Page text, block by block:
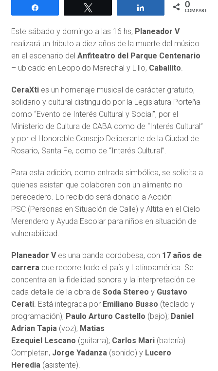
Compartir 0
COMPARTIR
Este sábado y domingo a las 16 hs, Planeador V
realizará un tributo a diez años de la muerte del músico
en el escenario del Anfiteatro del Parque Centenario
– ubicado en Leopoldo Marechal y Lillo, Caballito.
CeraXti es un homenaje musical de carácter gratuito,
solidario y cultural distinguido por la Legislatura Porteña
como “Evento de Interés Cultural y Social”, por el
Ministerio de Cultura de CABA como de “Interés Cultural”
y por el Honorable Consejo Deliberante de la Ciudad de
Rosario, Santa Fe, como de “Interés Cultural”.
Para esta edición, como entrada simbólica, se solicita a
quienes asistan que colaboren con un alimento no
perecedero. Lo recibido será donado a Acción
PSC (Personas en Situación de Calle) y Altita en el Cielo
Merendero y Ayuda Escolar para niños en situación de
vulnerabilidad.
Planeador V es una banda cordobesa, con 17 años de
carreraque recorre todo el país y Latinoamérica. Se
concentra en la fidelidad sonora y la interpretación de
cada detalle de la obra de Soda Stereo y Gustavo
Cerati. Está integrada por Emiliano Busso (teclado y
programación); Paulo Arturo Castello (bajo); Daniel
Adrian Tapia(voz); Matias
Ezequiel Lescano (guitarra); Carlos Mari(batería).
Completan, Jorge Yadanza(sonido) y Lucero
Heredia(asistente).